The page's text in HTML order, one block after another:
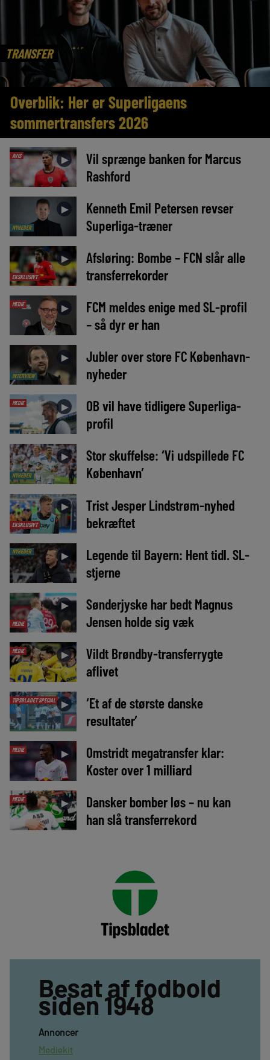
TRANSFER
Overblik: Her er Superligaens
sommertransfers 2026
AVIS ►
Vil sprænge banken for Marcus
Rashford
NYHEDER
►
Kenneth Emil Petersen revser
Superliga-træner
EKSKLUSIVT
►
Afsløring: Bombe – FCN slår alle
transferrekorder
MEDIE ►
FCM meldes enige med SL-profil
– så dyr er han
INTERVIEW
►
Jubler over store FC København-
nyheder
MEDIE ►
OB vil have tidligere Superliga-
profil
NYHEDER
►
Stor skuffelse: ‘Vi udspillede FC
København’
EKSKLUSIVT
►
Trist Jesper Lindstrøm-nyhed
bekræftet
NYHEDER ►
Legende til Bayern: Hent tidl. SL-
stjerne
MEDIE
►
Sønderjyske har bedt Magnus
Jensen holde sig væk
MEDIE ►
Vildt Brøndby-transferrygte
aflivet
TIPSBLADET SPECIAL ►
‘Et af de største danske
resultater’
MEDIE ►
Omstridt megatransfer klar:
Koster over 1 milliard
MEDIE ►
Dansker bomber løs – nu kan
han slå transferrekord
Besat af fodbold
siden 1948
Annoncer
Mediekit